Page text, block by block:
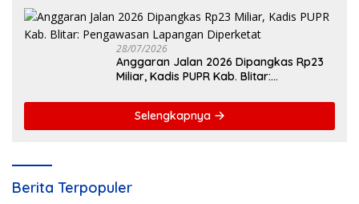
28/07/2026
Anggaran Jalan 2026 Dipangkas Rp23
Miliar, Kadis PUPR Kab. Blitar:
Selengkapnya
Berita Terpopuler